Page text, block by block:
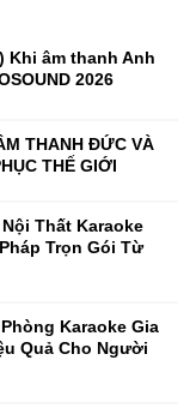
Khi âm thanh Anh
2026
THANH ĐỨC VÀ
THẾ GIỚI
Thất Karaoke
Trọn Gói Từ
Karaoke Gia
Quả Cho Người